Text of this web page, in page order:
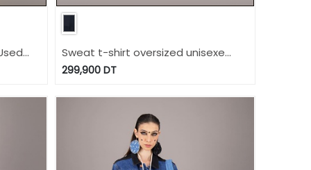
Sweat t-shirt oversized unisexe
IMPRIME BERBERE UPCYCLING
2024
299,900DT